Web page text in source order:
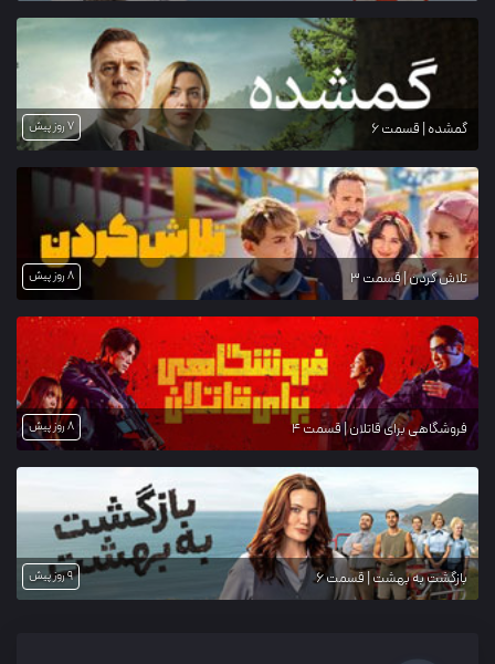
گمشده | قسمت 6 7 روز پیش
تلاش کردن | قسمت 3 8 روز پیش
فروشگاهی برای قاتلان | قسمت 4 8 روز پیش
بازگشت به بهشت | قسمت 6 9 روز پیش